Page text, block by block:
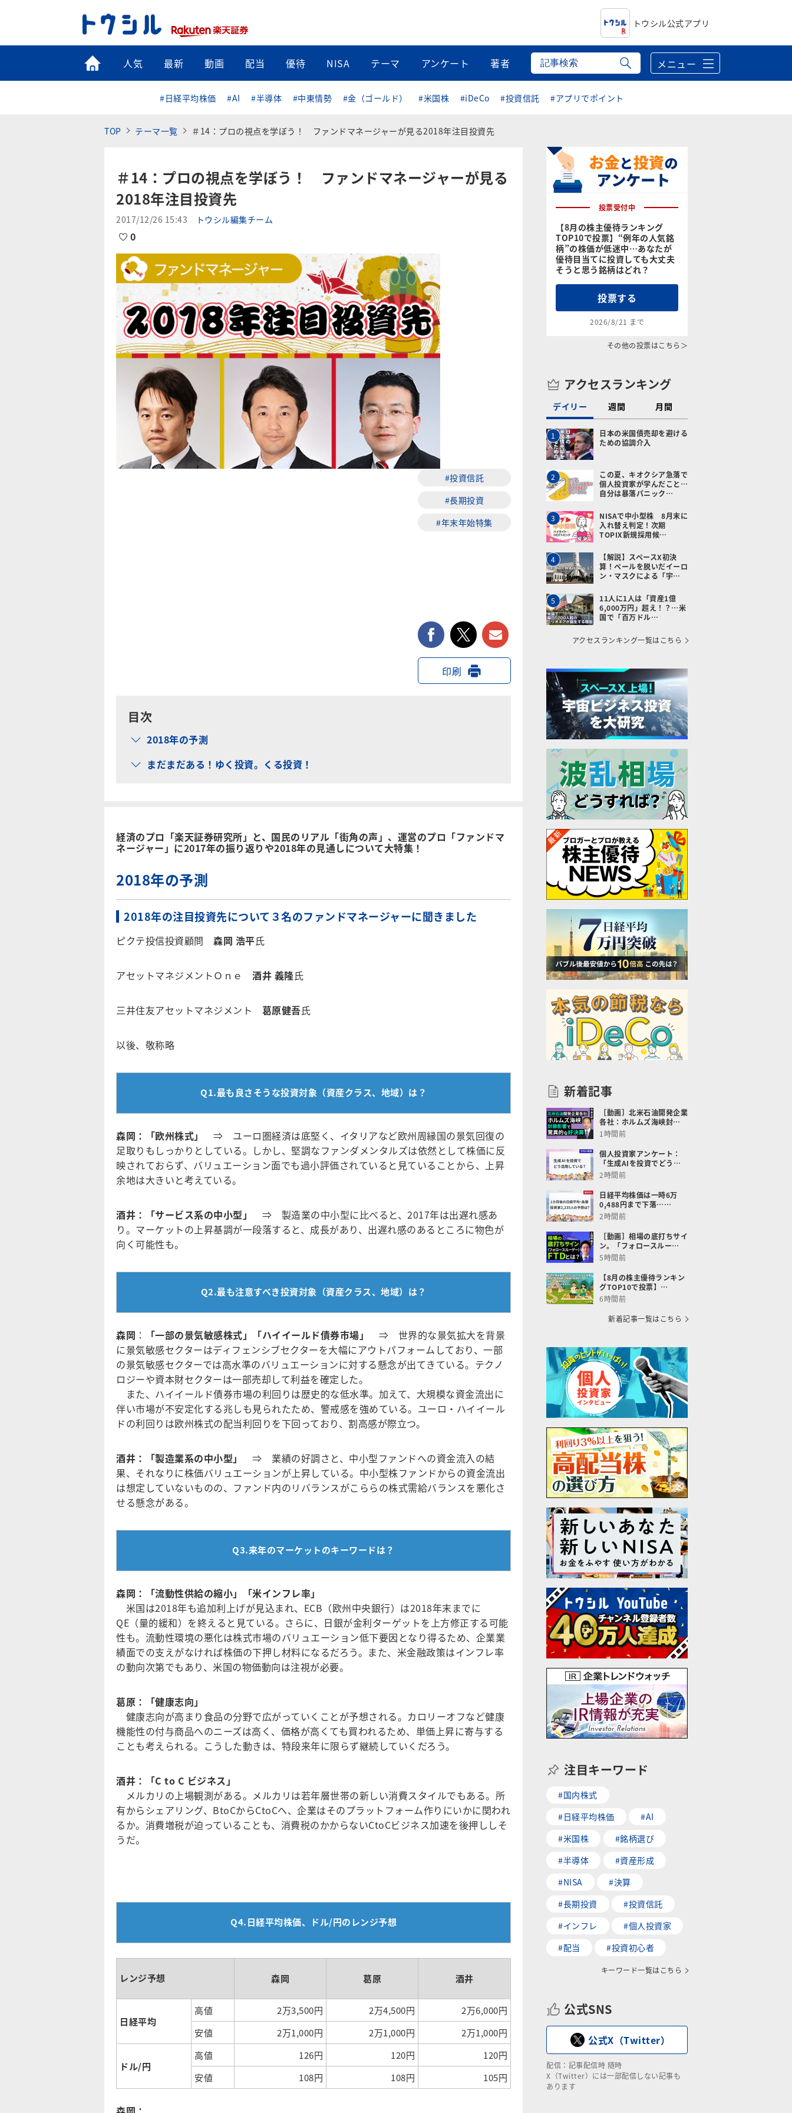
トウシル公式アプリ
トップ
人気 最新 動画 配当 優待 NISA テーマ アンケート 著者 メニュー
#日経平均株価 #AI #半導体 #中東情勢 #金（ゴールド） #米国株 #iDeCo #投資信託 #アプリでポイント
TOP テーマ一覧 ＃14：プロの視点を学ぼう！ ファンドマネージャーが見る2018年注目投資先
＃14：プロの視点を学ぼう！ ファンドマネージャーが見る
2018年注目投資先
2017/12/26 15:43 トウシル編集チーム
0
#投資信託
#長期投資
#年末年始特集
facebooktwitter メールで送る
印刷
目次
2018年の予測
まだまだある！ゆく投資。くる投資！
経済のプロ「楽天証券研究所」と、国民のリアル「街角の声」、運営のプロ「ファンドマ
ネージャー」に2017年の振り返りや2018年の見通しについて大特集！
2018年の予測
2018年の注目投資先について３名のファンドマネージャーに聞きました
ピクテ投信投資顧問 森岡 浩平氏
アセットマネジメントＯｎｅ 酒井 義隆氏
三井住友アセットマネジメント 葛原健吾​氏
以後、敬称略
Q1.最も良さそうな投資対象（資産クラス、地域）は？
森岡：「欧州株式」
⇒ ユーロ圏経済は底堅く、イタリアなど欧州周縁国の景気回復の
足取りもしっかりとしている。しかし、堅調なファンダメンタルズは依然として株価に反
映されておらず、バリュエーション面でも過小評価されていると見ていることから、上昇
余地は大きいと考えている。
酒井：「サービス系の中小型」
⇒ 製造業の中小型に比べると、2017年は出遅れ感あ
り。マーケットの上昇基調が一段落すると、成長があり、出遅れ感のあるところに物色が
向く可能性も。
Q2.最も注意すべき投資対象（資産クラス、地域）は？
森岡 ： 「一部の景気敏感株式」 「ハイイールド債券市場」
⇒ 世界的な景気拡大を背景
に景気敏感セクターはディフェンシブセクターを大幅にアウトパフォームしており、一部
の景気敏感セクターでは高水準のバリュエーションに対する懸念が出てきている。テクノ
ロジーや資本財セクターは一部売却して利益を確定した。
また、ハイイールド債券市場の利回りは歴史的な低水準。加えて、大規模な資金流出に
伴い市場が不安定化する兆しも見られたため、警戒感を強めている。ユーロ・ハイイール
ドの利回りは欧州株式の配当利回りを下回っており、割高感が際立つ。
酒井：「製造業系の中小型」
⇒ 業績の好調さと、中小型ファンドへの資金流入の結
果、それなりに株価バリュエーションが上昇している。中小型株ファンドからの資金流出
は想定していないものの、ファンド内のリバランスがこららの株式需給バランスを悪化さ
せる懸念がある。
Q3.来年のマーケットのキーワードは？
森岡：「流動性供給の縮小」「米インフレ率」
米国は2018年も追加利上げが見込まれ、ECB（欧州中央銀行）は2018年末までに
QE（量的緩和）を終えると見ている。さらに、日銀が金利ターゲットを上方修正する可能
性も。流動性環境の悪化は株式市場のバリュエーション低下要因となり得るため、企業業
績面での支えがなければ株価の下押し材料になるだろう。また、米金融政策はインフレ率
の動向次第でもあり、米国の物価動向は注視が必要。
葛原：「健康志向」
健康志向が高まり食品の分野で広がっていくことが予想される。カロリーオフなど健康
機能性の付与商品へのニーズは高く、価格が高くても買われるため、単価上昇に寄与する
ことも考えられる。こうした動きは、特段来年に限らず継続していくだろう。
酒井：「C to C ビジネス」
メルカリの上場観測がある。メルカリは若年層世帯の新しい消費スタイルでもある。所
有からシェアリング、BtoCからCtoCへ、企業はそのプラットフォーム作りにいかに関われ
るか。消費増税が迫っていることも、消費税のかからないCtoCビジネス加速を後押ししそ
うだ。
Q4.日経平均株価、ドル/円のレンジ予想
レンジ予想 森岡 葛原 酒井
日経平均
高値 2万3,500円 2万4,500円
2万6,000円
安値
2万1,000円 2万1,000円 2万1,000円
ドル/円
高値 126円 120円
120円
安値
108円 108円 105円
投票受付中
【8月の株主優待ランキング
TOP10で投票】“例年の人気銘
柄”の株価が低迷中…あなたが
優待目当てに投資しても大丈夫
そうと思う銘柄はどれ？
投票する
2026/8/21 まで
その他の投票はこちら＞
アクセスランキング
デイリー 週間 月間
1
日本の米国債売却を避ける
ための協調介入
2
この夏、キオクシア急落で
個人投資家が学んだこと…
自分は暴落パニック…
3
NISAで中小型株 8月末に
入れ替え判定！次期
TOPIX新規採用候…
4
【解説】スペースX初決
算！ベールを脱いだイーロ
ン・マスクによる「宇…
5
11人に1人は「資産1億
6,000万円」超え！？…米
国で「百万ドル…
アクセスランキング一覧はこちら
新着記事
［動画］北米石油開発企業
各社：ホルムズ海峡封…
1時間前
個人投資家アンケート：
「生成AIを投資でどう…
2時間前
日経平均株価は一時6万
0,488円まで下落……
2時間前
［動画］相場の底打ちサイ
ン。「フォロースルー…
5時間前
【8月の株主優待ランキン
グTOP10で投票】…
6時間前
新着記事一覧はこちら
注目キーワード
#国内株式
#日経平均株価
#AI
#米国株
#銘柄選び
#半導体
#資産形成
#NISA
#決算
#長期投資
#投資信託
#インフレ
#個人投資家
#配当
#投資初心者
キーワード一覧はこちら
公式SNS
公式X（Twitter）
配信：記事配信時 随時
X（Twitter）には一部配信しない記事も
あります